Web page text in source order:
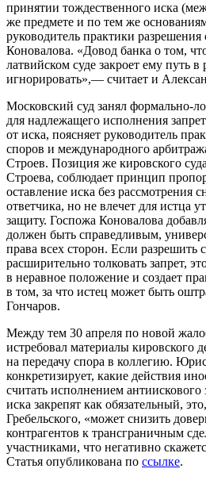
принятии тождественного иска
же предмете и по тем же
руководитель практики
Коновалова. «Довод банка о том,
латвийском суде закроет ему путь в
игнорировать»,— считает и
Московский суд занял формально-
для надлежащего исполнения
от иска, поясняет руководитель
споров и международного
Строев. Позиция же кировского
Строева, соблюдает принцип
оставление иска без рассмотрения
ответчика, но не влечет для истца
защиту. Госпожа Коновалова
должен быть справедливым,
права всех сторон. Если разрешить
расширительно толковать запрет,
в неравное положение и создает
в том, за что истец может быть
Гончаров.
Между тем 30 апреля по новой
истребовал материалы кировского
на передачу спора в коллегию.
конкретизирует, какие действия
считать исполнением антиискового
иска закрепят как обязательный,
Гребельского, «может снизить
контрагентов к трансграничным
участниками, что негативно
Статья опубликована по ссылке.